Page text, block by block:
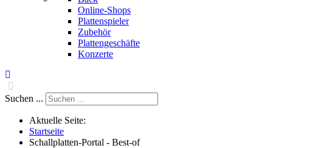
Online-Shops
Plattenspieler
Zubehör
Plattengeschäfte
Konzerte
Suchen ...
Aktuelle Seite:
Startseite
Schallplatten-Portal - Best-of